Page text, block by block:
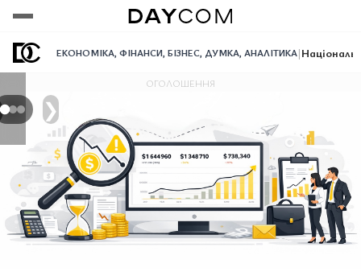
ЕКОНОМІКА, ФІНАНСИ, БІЗНЕС, ДУМКА, АНАЛІТИКА|
❯
ОГОЛОШЕННЯ